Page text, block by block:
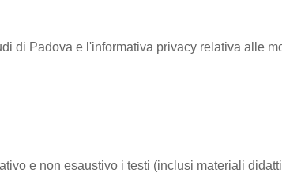
di Padova e l'informativa privacy relativa alle
e non esaustivo i testi (inclusi materiali